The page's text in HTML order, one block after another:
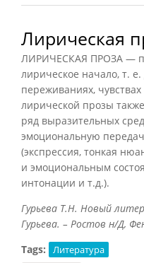
Лирическая
ЛИРИЧЕСКАЯ ПРОЗА —
лирическое начало, т.
переживаниях,
лирической прозы
ряд выразительных
эмоциональную
(экспрессия, тонкая
и эмоциональным
интонации и т.д.).
Гурьева Т.Н. Новый
Гурьева. – Ростов н/Д,
Tags:
Литература